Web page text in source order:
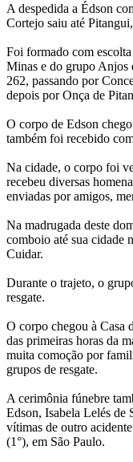
A despedida a Édson
Cortejo saiu até
Foi formado com
Minas e do grupo
262, passando por
depois por Onça de
O corpo de Edson
também foi recebido
Na cidade, o corpo foi
recebeu diversas
enviadas por amigos,
Na madrugada deste
comboio até sua cidade
Cuidar.
Durante o trajeto, o
resgate.
O corpo chegou à Casa
das primeiras horas da
muita comoção por
grupos de resgate.
A cerimônia fúnebre
Edson, Isabela Lelés de
vítimas de outro
(1°), em São Paulo.